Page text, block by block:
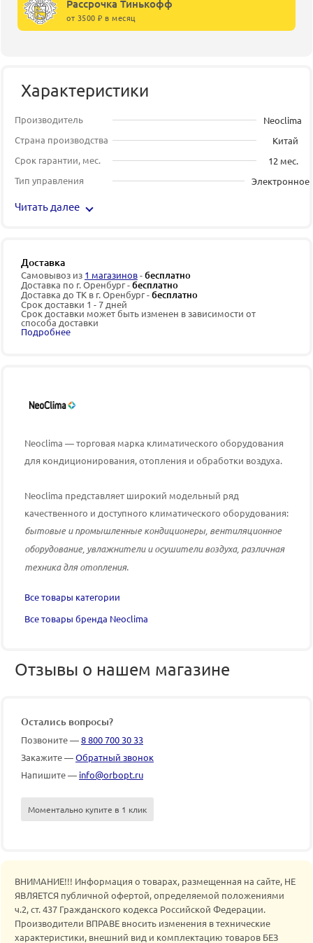
Рассрочка Тинькофф
от 3500 ₽ в месяц
Характеристики
Производитель
Neoclima
Страна производства
Китай
Срок гарантии, мес.
12 мес.
Тип управления
Электронное
Читать далее
Доставка
Самовывоз из 1 магазинов-бесплатно
Доставка по г. Оренбург -бесплатно
Доставка до ТК в г. Оренбург -бесплатно
Срок доставки 1 - 7 дней
Срок доставки может быть изменен в зависимости от
способа доставки
Подробнее
Neoclima — торговая марка климатического оборудования
для кондиционирования, отопления и обработки воздуха.
Neoclima представляет широкий модельный ряд
качественного и доступного климатического оборудования:
бытовые и промышленные кондиционеры, вентиляционное
оборудование, увлажнители и осушители воздуха, различная
техника для отопления.
Все товары категории
Все товары бренда Neoclima
Отзывы о нашем магазине
Остались вопросы?
Позвоните —8 800 700 30 33
Закажите —Обратный звонок
Напишите — info@orbopt.ru
Моментально купите в 1 клик
ВНИМАНИЕ!!! Информация о товарах, размещенная на сайте, НЕ
ЯВЛЯЕТСЯ публичной офертой, определяемой положениями
ч.2, ст. 437 Гражданского кодекса Российской Федерации.
Производители ВПРАВЕ вносить изменения в технические
характеристики, внешний вид и комплектацию товаров БЕЗ